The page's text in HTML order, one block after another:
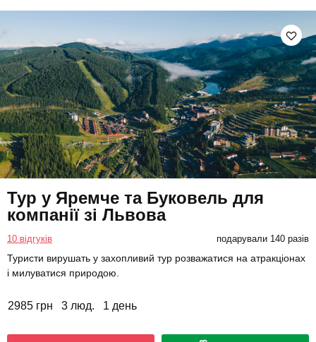
Тур у Яремче та Буковель для
компанії зі Львова
10 відгуків подарували 140 разів
Туристи вирушать у захопливий тур розважатися на атракціонах
і милуватися природою.
2985 грн 3 люд. 1 день